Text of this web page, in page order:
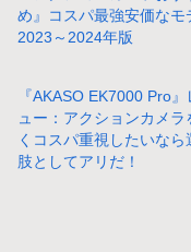
め』コスパ最強安価なモ
2023～2024年版
『AKASO EK7000 Pro
ュー：アクションカメラ
くコスパ重視したいなら
肢としてアリだ！